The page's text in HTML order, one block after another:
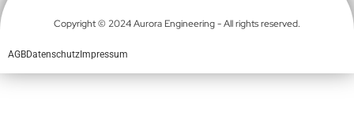
Copyright © 2024 Aurora Engineering - All rights reserved.
AGBDatenschutz Impressum